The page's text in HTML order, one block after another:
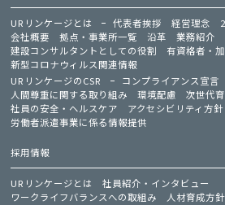
URリンケージとは 代表者挨拶 経営理念
会社概要
拠点・事業所一覧 沿革 業務紹介
建設コンサルタントとしての役割
有資格者・
新型コロナウィルス関連情報
URリンケージのCSR
コンプライアンス宣言
人間尊重に関する取り組み
環境配慮
次世代
社員の安全・ヘルスケア
アクセシビリティ方針
労働者派遣事業に係る情報提供
採用情報
URリンケージとは
社員紹介・インタビュー
ワークライフバランスへの取組み
人材育成方